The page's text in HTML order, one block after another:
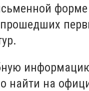
форме
найти на